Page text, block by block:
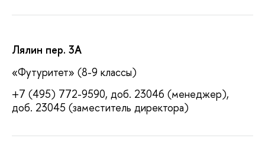
Лялин пер. 3А
«Футуритет» (8-9 классы)
+7 (495) 772-9590, доб. 23046 (менеджер),
доб. 23045 (заместитель директора)